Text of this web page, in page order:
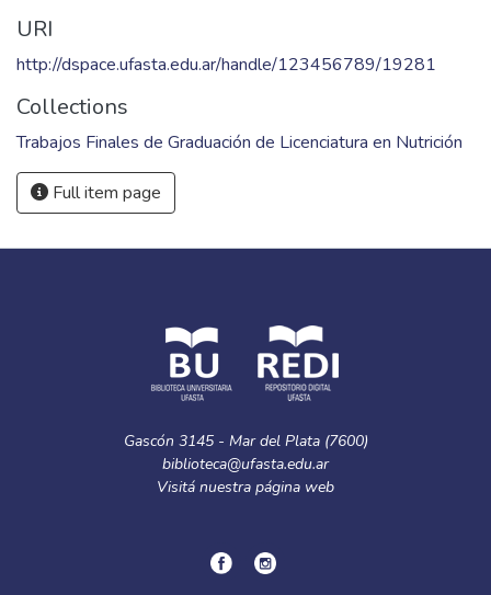
URI
http://dspace.ufasta.edu.ar/handle/123456789/19281
Collections
Trabajos Finales de Graduación de Licenciatura en Nutrición
Full item page
Gascón 3145 - Mar del Plata (7600)
biblioteca@ufasta.edu.ar
Visitá nuestra página web